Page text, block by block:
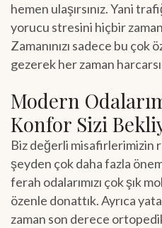
hemen ulaşırsınız. Yani
yorucu stresini hiçbir
Zamanınızı sadece bu çok
gezerek her zaman
Modern
Konfor Sizi
Biz değerli misafirlerimizin
şeyden çok daha fazla
ferah odalarımızı çok şık
özenle donattık. Ayrıca
zaman son derece